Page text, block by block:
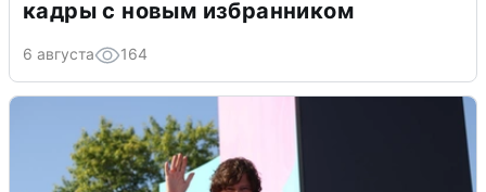
кадры с новым избранником
6 августа 164